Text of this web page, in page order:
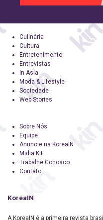
Culinária
Cultura
Entretenimento
Entrevistas
In Asia
Moda & Lifestyle
Sociedade
Web Stories
Sobre Nós
Equipe
Anuncie na KoreaIN
Midia Kit
Trabalhe Conosco
Contato
KoreaIN
A KoreaIN é a primeira revista